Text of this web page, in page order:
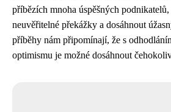
příbězích mnoha úspěšných
neuvěřitelné překážky a dosáhnout
příběhy nám připomínají, že s
optimismu je možné dosáhnout